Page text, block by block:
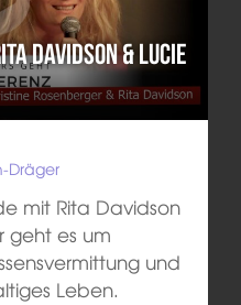
Davidson & Lucie
Dräger
mit Rita Davidson
geht es um
und
Leben.